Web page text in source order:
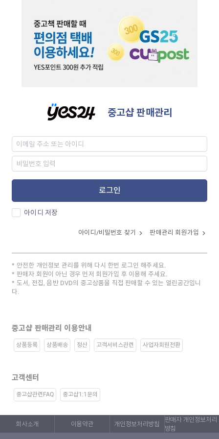
중고샵 판매관리
로그인
아이디 저장
아이디/비밀번호 찾기 판매관리 회원가입
안전한 개인정보 관리를 위해 다시 한번 로그인 해주세요.
판매자 회원이 아닌 경우 먼저 회원가입 후 이용해 주세요.
도서, 전집, 음반 DVD의 중고상품을 직접 판매할 수 있는 열린공간입니
다.
중고샵 판매관리 이용안내
상품등록 상품배송 정산 고객서비스관련 사업자회원전환
고객센터
중고샵관련FAQ 중고샵1:1문의
회사소개 이용약관 개인정보처리방침
판매자 개인정보처리
방침